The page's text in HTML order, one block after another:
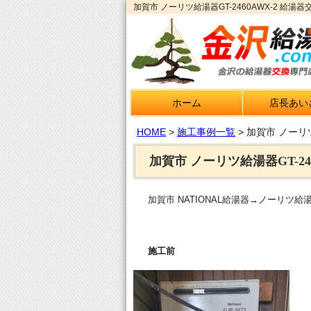
加賀市 ノーリツ給湯器GT-2460AWX-2 給湯器
ホーム 店長あい
HOME > 施工事例一覧 > 加賀市 ノーリ
加賀市 ノーリツ給湯器GT-
加賀市 NATIONAL給湯器→ノーリツ給
施工前